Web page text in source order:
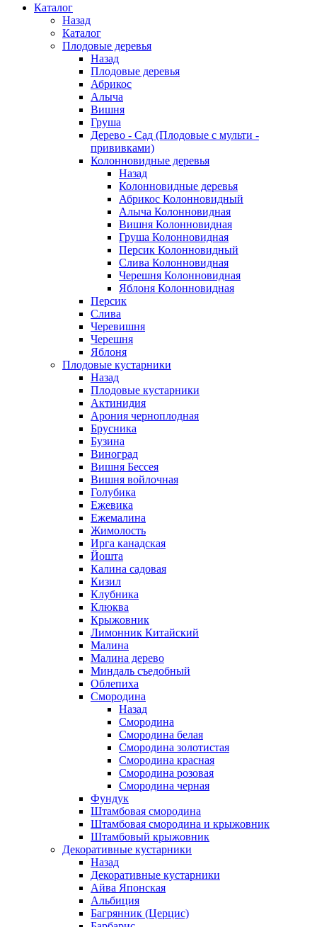
Каталог
Назад
Каталог
Плодовые деревья
Назад
Плодовые деревья
Абрикос
Алыча
Вишня
Груша
Дерево - Сад (Плодовые с мульти -
прививками)
Колонновидные деревья
Назад
Колонновидные деревья
Абрикос Колонновидный
Алыча Колонновидная
Вишня Колонновидная
Груша Колонновидная
Персик Колонновидный
Слива Колонновидная
Черешня Колонновидная
Яблоня Колонновидная
Персик
Слива
Черевишня
Черешня
Яблоня
Плодовые кустарники
Назад
Плодовые кустарники
Актинидия
Арония черноплодная
Брусника
Бузина
Виноград
Вишня Бессея
Вишня войлочная
Голубика
Ежевика
Ежемалина
Жимолость
Ирга канадская
Йошта
Калина садовая
Кизил
Клубника
Клюква
Крыжовник
Лимонник Китайский
Малина
Малина дерево
Миндаль съедобный
Облепиха
Смородина
Назад
Смородина
Смородина белая
Смородина золотистая
Смородина красная
Смородина розовая
Смородина черная
Фундук
Штамбовая смородина
Штамбовая смородина и крыжовник
Штамбовый крыжовник
Декоративные кустарники
Назад
Декоративные кустарники
Айва Японская
Альбиция
Багрянник (Церцис)